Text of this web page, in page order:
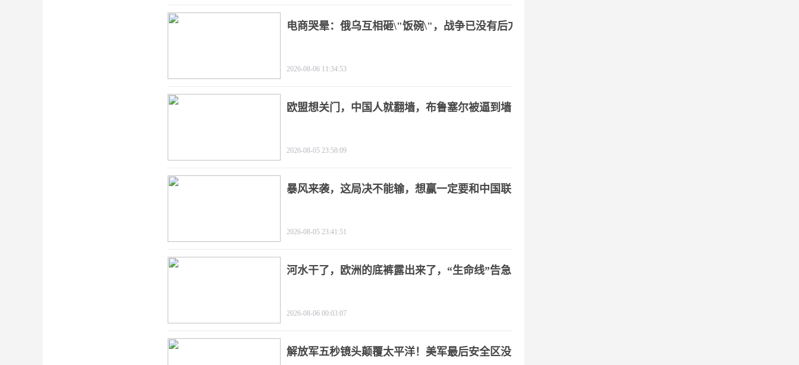
电商哭晕：俄乌互相砸\"饭碗\"，战争已没有后方
2026-08-06 11:34:53
欧盟想关门，中国人就翻墙，布鲁塞尔被逼到墙
2026-08-05 23:58:09
暴风来袭，这局决不能输，想赢一定要和中国联
2026-08-05 23:41:51
河水干了，欧洲的底裤露出来了，“生命线”告急
2026-08-06 00:03:07
解放军五秒镜头颠覆太平洋！美军最后安全区没